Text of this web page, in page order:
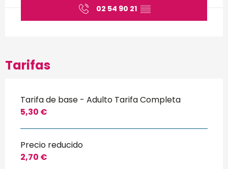
02 54 90 21 ▒▒
Tarifas
Tarifa de base - Adulto Tarifa Completa
5,30 €
Precio reducido
2,70 €